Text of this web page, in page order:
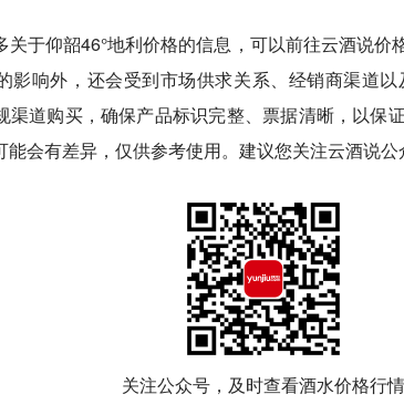
关于仰韶46°地利价格的信息，可以前往云酒说
影响外，还会受到市场供求关系、经销商渠道
渠道购买，确保产品标识完整、票据清晰，以保
会有差异，仅供参考使用。建议您关注云酒说公
关注公众号，及时查看酒水价格行情